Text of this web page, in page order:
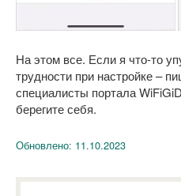
На этом все. Если я что-то
трудности при настройке –
специалисты портала
берегите себя.
Обновлено: 11.10.2023